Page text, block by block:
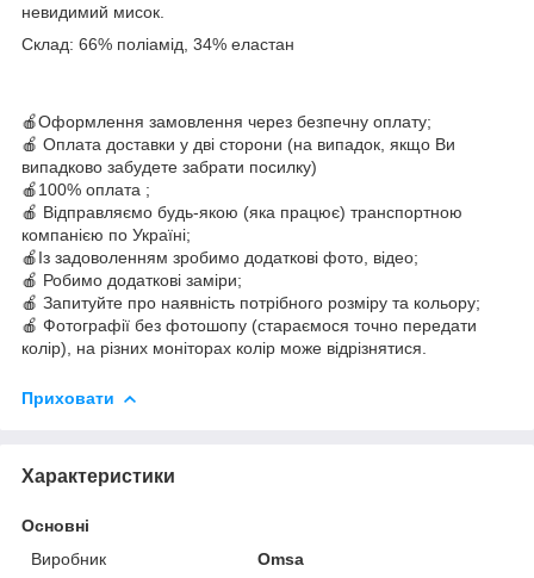
невидимий мисок.
Склад: 66% поліамід, 34% еластан
🍎Оформлення замовлення через безпечну оплату;
🍎 Оплата доставки у дві сторони (на випадок, якщо Ви
випадково забудете забрати посилку)
🍎100% оплата ;
🍎 Відправляємо будь-якою (яка працює) транспортною
компанією по Україні;
🍎Із задоволенням зробимо додаткові фото, відео;
🍎 Робимо додаткові заміри;
🍎 Запитуйте про наявність потрібного розміру та кольору;
🍎 Фотографії без фотошопу (стараємося точно передати
колір), на різних моніторах колір може відрізнятися.
Приховати
Характеристики
Основні
Виробник
Omsa